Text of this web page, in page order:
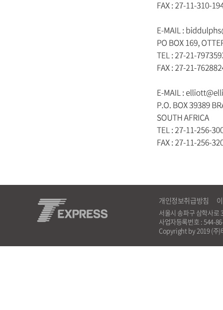
개인정보취급방침
서울시 송파구 삼학사
사업자등록번호 : 544-
Copyright by 2019 (주)